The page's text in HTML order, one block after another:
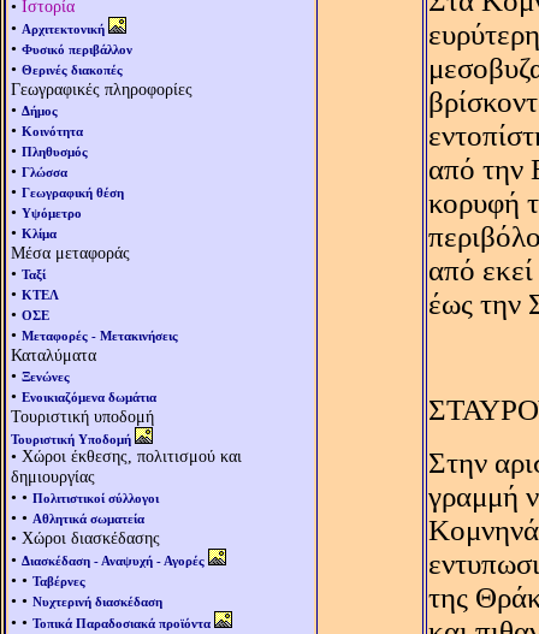
• Ιστορία
• Αρχιτεκτονική
• Φυσικό περιβάλλον
• Θερινές διακοπές
Γεωγραφικές πληροφορίες
• Δήμος
• Κοινότητα
• Πληθυσμός
• Γλώσσα
• Γεωγραφική θέση
• Υψόμετρο
• Κλίμα
Μέσα μεταφοράς
• Ταξί
• ΚΤΕΛ
• ΟΣΕ
• Μεταφορές - Μετακινήσεις
Καταλύματα
• Ξενώνες
• Ενοικιαζόμενα δωμάτια
Τουριστική υποδομή
Τουριστική Υποδομή
• Χώροι έκθεσης, πολιτισμού και
δημιουργίας
• • Πολιτιστικοί σύλλογοι
• • Αθλητικά σωματεία
• Χώροι διασκέδασης
• Διασκέδαση - Αναψυχή - Αγορές
• • Ταβέρνες
• • Νυχτερινή διασκέδαση
• • Τοπικά Παραδοσιακά προϊόντα
από την
κορυφή
από
έως την
Στην
γραμμή
της